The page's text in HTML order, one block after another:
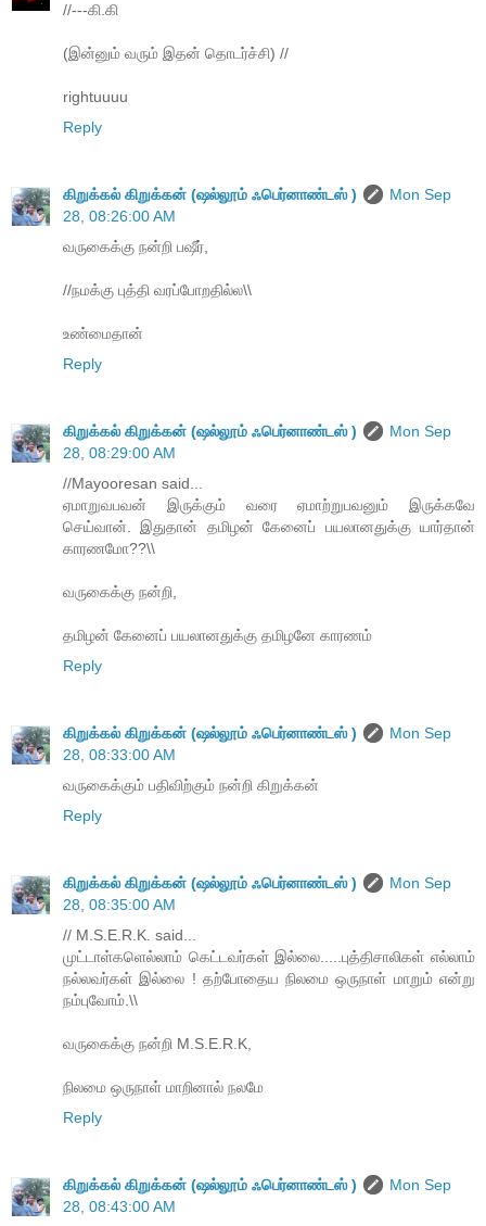
//---கி.கி
(இன்னும் வரும் இதன் தொடர்ச்சி) //
rightuuuu
Reply
கிறுக்கல் கிறுக்கன் (ஷல்லூம் ஃபெர்னாண்டஸ் )
Mon Sep
28, 08:26:00 AM
வருகைக்கு நன்றி பஷீர்,
//நமக்கு புத்தி வரப்போறதில்ல\\
உண்மைதான்
Reply
கிறுக்கல் கிறுக்கன் (ஷல்லூம் ஃபெர்னாண்டஸ் )
Mon Sep
28, 08:29:00 AM
//Mayooresan said...
ஏமாறுவபவன் இருக்கும் வரை ஏமாற்றுபவனும் இருக்கவே
செய்வான். இதுதான் தமிழன் கேனைப் பயலானதுக்கு யார்தான்
காரணமோ??\\
வருகைக்கு நன்றி,
தமிழன் கேனைப் பயலானதுக்கு தமிழனே காரணம்
Reply
கிறுக்கல் கிறுக்கன் (ஷல்லூம் ஃபெர்னாண்டஸ் )
Mon Sep
28, 08:33:00 AM
வருகைக்கும் பதிவிற்கும் நன்றி கிறுக்கன்
Reply
கிறுக்கல் கிறுக்கன் (ஷல்லூம் ஃபெர்னாண்டஸ் )
Mon Sep
28, 08:35:00 AM
// M.S.E.R.K. said...
முட்டாள்களெல்லாம் கெட்டவர்கள் இல்லை.....புத்திசாலிகள் எல்லாம்
நல்லவர்கள் இல்லை ! தற்போதைய நிலமை ஒருநாள் மாறும் என்று
நம்புவோம்.\\
வருகைக்கு நன்றி M.S.E.R.K,
நிலமை ஒருநாள் மாறினால் நலமே
Reply
கிறுக்கல் கிறுக்கன் (ஷல்லூம் ஃபெர்னாண்டஸ் )
Mon Sep
28, 08:43:00 AM